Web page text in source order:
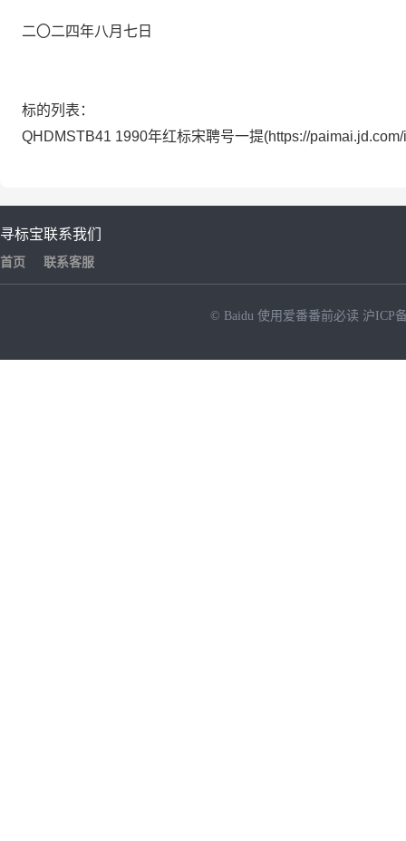
二〇二四年八 月七 日
标的列表：
QHDMSTB41 1990年红标宋聘号一提(https://
寻标宝
首页
联系我们
联系客服
© Baidu 使用爱番番前必读 沪ICP